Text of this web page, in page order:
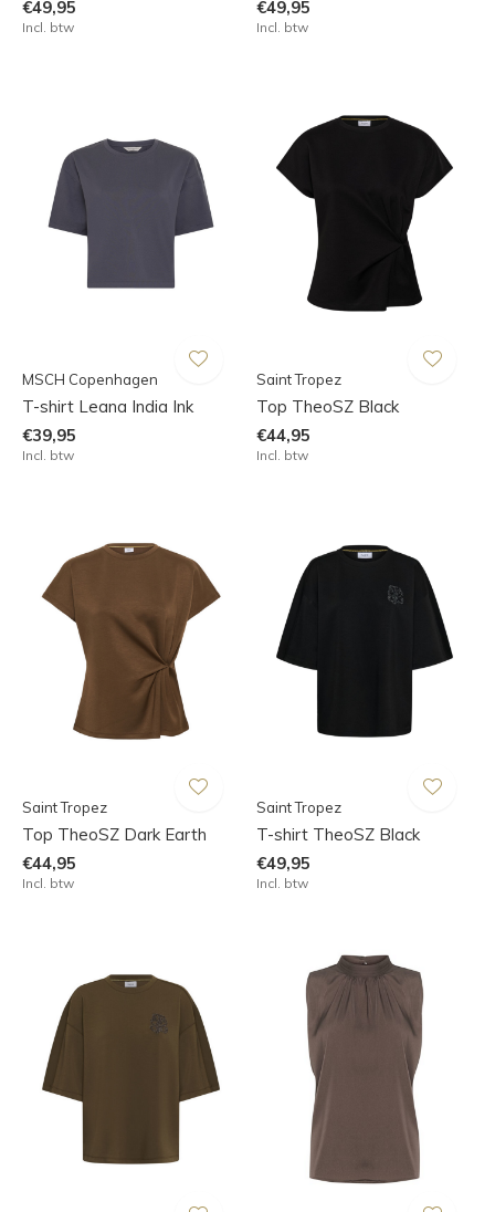
€49,95
Incl. btw
€49,95
Incl. btw
MSCH Copenhagen
T-shirt Leana India Ink
€39,95
Incl. btw
Saint Tropez
Top TheoSZ Black
€44,95
Incl. btw
Saint Tropez
Top TheoSZ Dark Earth
€44,95
Incl. btw
Saint Tropez
T-shirt TheoSZ Black
€49,95
Incl. btw